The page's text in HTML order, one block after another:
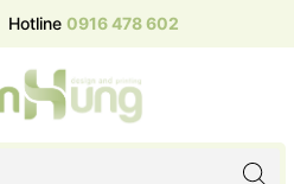
Hotline 0916 478 602